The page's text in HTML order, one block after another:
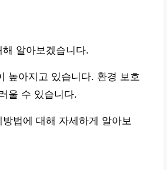
알아보겠습니다.
높아지고 있습니다. 환경 보호
울 수 있습니다.
법에 대해 자세하게 알아보